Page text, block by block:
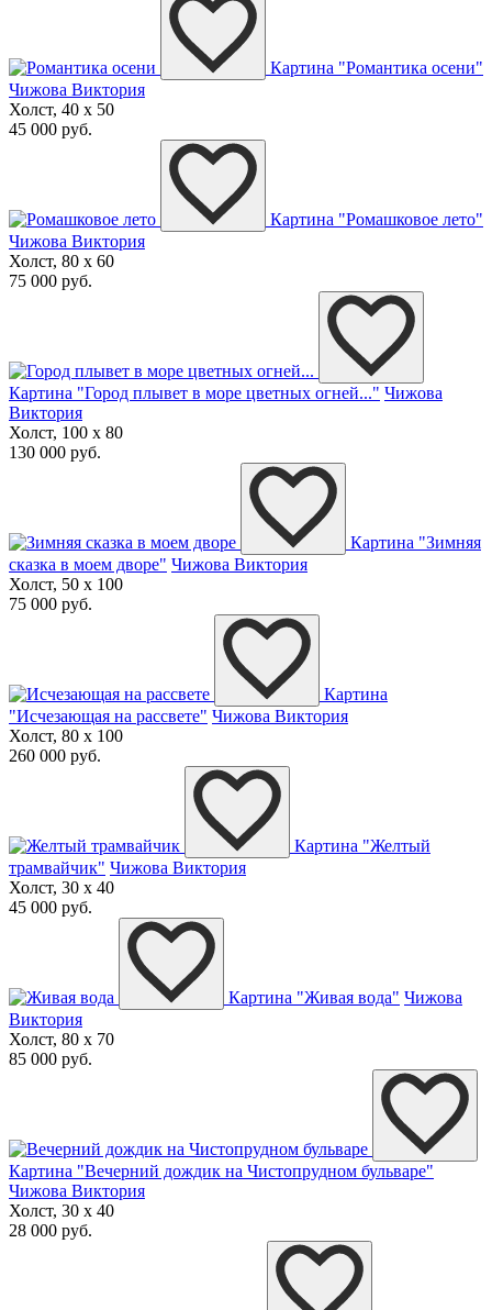
Картина "Романтика осени"
Чижова Виктория
Холст, 40 x 50
45 000 руб.
Картина "Ромашковое лето"
Чижова Виктория
Холст, 80 x 60
75 000 руб.
Картина "Город плывет в море цветных огней..." Чижова
Виктория
Холст, 100 x 80
130 000 руб.
Картина "Зимняя
сказка в моем дворе" Чижова Виктория
Холст, 50 x 100
75 000 руб.
Картина
"Исчезающая на рассвете" Чижова Виктория
Холст, 80 x 100
260 000 руб.
Картина "Желтый
трамвайчик" Чижова Виктория
Холст, 30 x 40
45 000 руб.
Картина "Живая вода" Чижова
Виктория
Холст, 80 x 70
85 000 руб.
Картина "Вечерний дождик на Чистопрудном бульваре"
Чижова Виктория
Холст, 30 x 40
28 000 руб.